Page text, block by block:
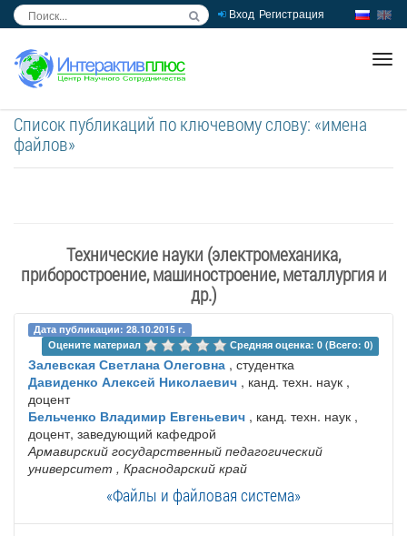
Вход Регистрация
Список публикаций по ключевому слову: «имена
файлов»
Технические науки (электромеханика,
приборостроение, машиностроение, металлургия и
др.)
Дата публикации: 28.10.2015 г.
Оцените материал
Средняя оценка: 0 (Всего: 0)
Залевская Светлана Олеговна , студентка
Давиденко Алексей Николаевич , канд. техн. наук ,
доцент
Бельченко Владимир Евгеньевич , канд. техн. наук ,
доцент, заведующий кафедрой
Армавирский государственный педагогический
университет , Краснодарский край
«Файлы и файловая система»